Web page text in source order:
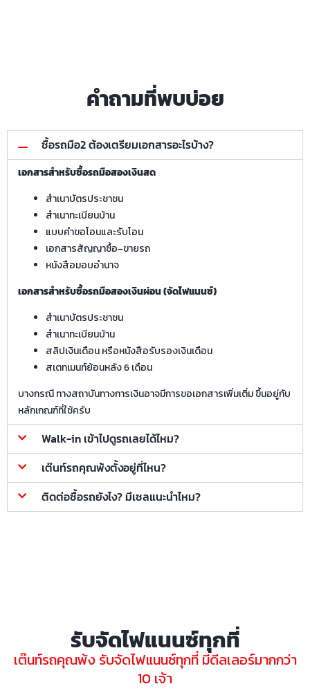
คำถามที่พบบ่อย
ซื้อรถมือ2 ต้องเตรียมเอกสารอะไรบ้าง?
เอกสารสำหรับซื้อรถมือสองเงินสด
สำเนาบัตรประชาชน
สำเนาทะเบียนบ้าน
แบบคำขอโอนและรับโอน
เอกสารสัญญาซื้อ–ขายรถ
หนังสือมอบอำนาจ
เอกสารสำหรับซื้อรถมือสองเงินผ่อน (จัดไฟแนนซ์)
สำเนาบัตรประชาชน
สำเนาทะเบียนบ้าน
สลิปเงินเดือน หรือหนังสือรับรองเงินเดือน
สเตทเมนท์ย้อนหลัง 6 เดือน
บางกรณี ทางสถาบันทางการเงินอาจมีการขอเอกสารเพิ่มเติ่ม ขึ้นอยู่กับ
หลักเกณฑ์ที่ใช้ครับ
Walk-in เข้าไปดูรถเลยได้ไหม?
เต๊นท์รถคุณพ้งตั้งอยู่ที่ไหน?
ติดต่อซื้อรถยังไง? มีเซลแนะนำไหม?
รับจัดไฟแนนซ์ทุกที่
เต๊นท์รถคุณพ้ง รับจัดไฟแนนซ์ทุกที่ มีดีลเลอร์มากกว่า
10 เจ้า